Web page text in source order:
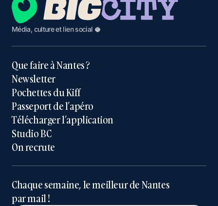
Média, culture et lien social 🥥
Que faire à Nantes ?
Newsletter
Pochettes du Kiff
Passeport de l’apéro
Télécharger l’application
Studio BC
On recrute
Chaque semaine, le meilleur de Nantes
par mail !